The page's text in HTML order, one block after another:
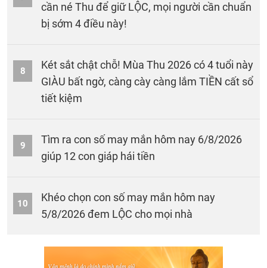
cần né Thu để giữ LỘC, mọi người cần chuẩn
bị sớm 4 điều này!
8
Két sắt chật chỗ! Mùa Thu 2026 có 4 tuổi này
GIÀU bất ngờ, càng cày càng lắm TIỀN cất sổ
tiết kiệm
9
Tìm ra con số may mắn hôm nay 6/8/2026
giúp 12 con giáp hái tiền
10
Khéo chọn con số may mắn hôm nay
5/8/2026 đem LỘC cho mọi nhà